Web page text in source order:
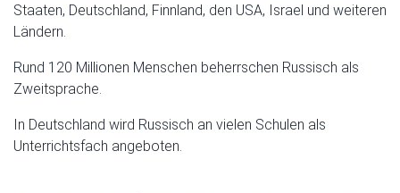
Staaten, Deutschland, Finnland, den USA, Israel und weiteren
Ländern.
Rund 120 Millionen Menschen beherrschen Russisch als
Zweitsprache.
In Deutschland wird Russisch an vielen Schulen als
Unterrichtsfach angeboten.